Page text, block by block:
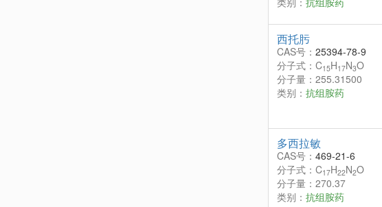
西托肟
CAS号： 25394-78-9
分子式：C15H17N3O
分子量：255.31500
类别： 抗组胺药
多西拉敏
CAS号： 469-21-6
分子式：C17H22N2O
分子量：270.37
类别： 抗组胺药